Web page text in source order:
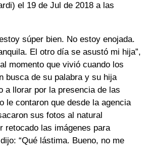
el 19 de Jul de 2018 a las
súper bien. No estoy enojada.
El otro día se asustó mi hija”,
momento que vivió cuando los
busca de su palabra y su hija
a llorar por la presencia de las
le contaron que desde la agencia
sus fotos al natural
retocado las imágenes para
“Qué lástima. Bueno, no me